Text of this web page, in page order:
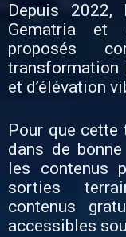
Depuis 2022,
Gematria et
proposés
transformation
et d’élévation
Pour que
dans de
les contenus
sorties
contenus
accessibles